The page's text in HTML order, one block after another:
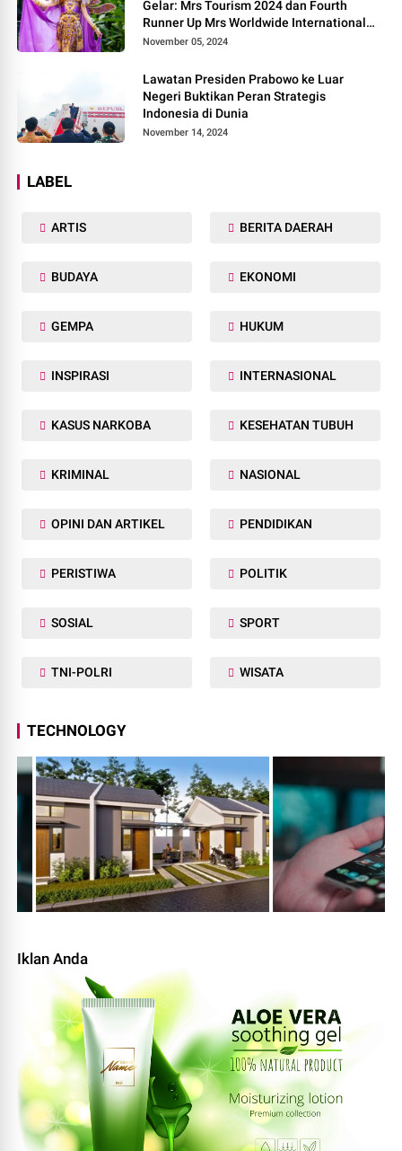
Gelar: Mrs Tourism 2024 dan Fourth
Runner Up Mrs Worldwide International
2024, di Pemilihan Mrs Worldwide 2024
November 05, 2024
Lawatan Presiden Prabowo ke Luar
Negeri Buktikan Peran Strategis
Indonesia di Dunia
November 14, 2024
LABEL
ARTIS BERITA DAERAH
BUDAYA EKONOMI
GEMPA HUKUM
INSPIRASI INTERNASIONAL
KASUS NARKOBA KESEHATAN TUBUH
KRIMINAL NASIONAL
OPINI DAN ARTIKEL PENDIDIKAN
PERISTIWA POLITIK
SOSIAL SPORT
TNI-POLRI WISATA
TECHNOLOGY
Iklan Anda